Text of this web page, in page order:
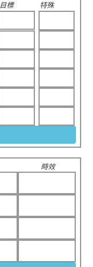
目標 特殊
時效